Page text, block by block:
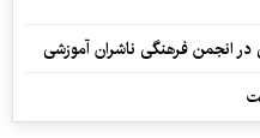
در انجمن فرهنگی ناشران آموزشی